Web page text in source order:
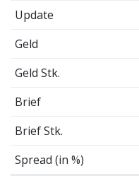
Update
Geld
Geld Stk.
Brief
Brief Stk.
Spread (in %)